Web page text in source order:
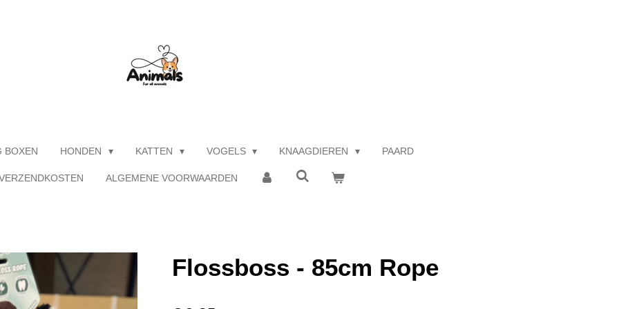
BOXEN HONDEN KATTEN VOGELS KNAAGDIEREN PAARD
ALGEMENE VOORWAARDEN
Flossboss - 85cm Rope